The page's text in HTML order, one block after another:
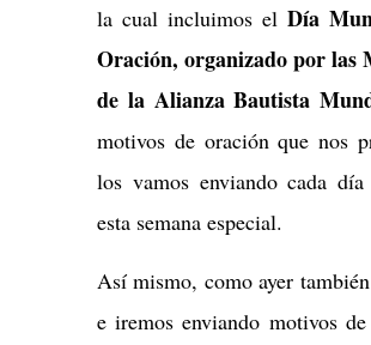
la cual incluimos elDía
Oración, organizado por las
de la Alianza Bautista
motivos de oración que nos
los vamos enviando cada día
esta semana especial.
Así mismo, como ayer
e iremos enviando motivos